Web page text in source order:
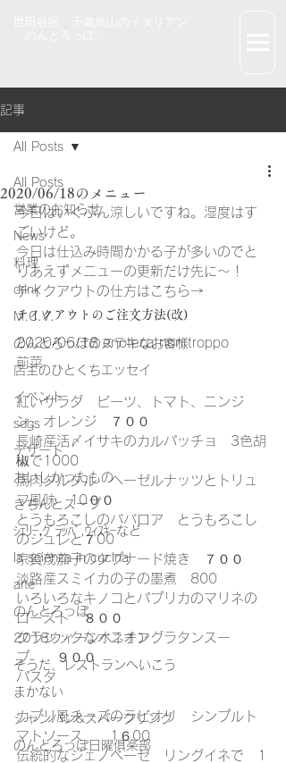
記事
All Posts
営業のお知らせ
News
料理
drink
M.C.V.
のんとろっぽのステキなお客様
店主のひとくちエッセイ
イベント
sdgs
デザート
おいしかったもの
きちんとスープ
ｼｪﾘｰ,ｸﾞﾗｯﾊﾟ,ｳｨｽｷｰなど
la scienza in cucina
arte
のんとろっぽ
2018ウィーンベネチア
そうだ、レストランへいこう
まかない
シャンパン&スパークリング
のんとろっぽ日曜俱楽部
All Posts
2020/06/18のメニュー
今日はいくぶん涼しいですね。湿度はす
ごいけど。
今日は仕込み時間かかる子が多いのでと
りあえずメニューの更新だけ先に～！
テイクアウトの仕方はこちら→
テイクアウトのご注文方法(改)
2020/06/18 enoteca non troppo
前菜
紅いサラダ　ビーツ、トマト、ニンジ
ン、オレンジ　７００
長崎産活〆イサキのカルパッチョ　3色胡
椒で1000
馬肉タルタル　ヘーゼルナッツとトリュ
フ風味　10００
とうもろこしのババロア　とうもろこし
のジュレと７00
京賀茂茄子のタプナード焼き　７００
淡路産スミイカの子の墨煮　800
いろいろなキノコとパプリカのマリネの
ロースト　８００
クラシックなオニオングラタンスー
プ　　９００
パスタ
カプリ風チーズのラビオリ　シンプルト
マトソース　　1６00
伝統的なジェノベーゼ　リングイネで　1